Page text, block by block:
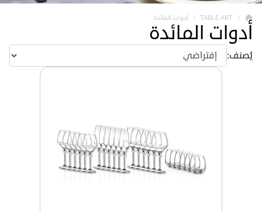
TABLE ART أدوات المائدة
أدوات المائدة
يُصنف: